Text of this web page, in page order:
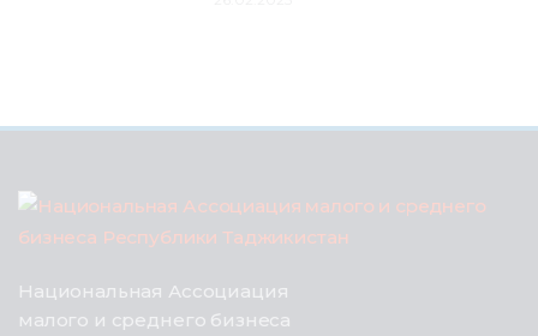
Национальная Ассоциация
малого и среднего бизнеса